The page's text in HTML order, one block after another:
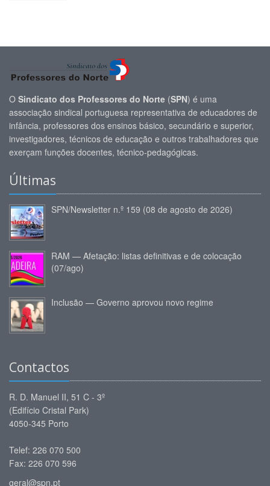
O Sindicato dos Professores do Norte (SPN) é uma
associação sindical portuguesa representativa de educadores de
infância, professores dos ensinos básico, secundário e superior,
investigadores, técnicos de educação e outros trabalhadores que
exerçam funções docentes, técnico-pedagógicas.
Últimas
SPN/Newsletter n.º 159 (08 de agosto de 2026)
RAM — Afetação: listas definitivas e de colocação
(07/ago)
Inclusão — Governo aprovou novo regime
Contactos
R. D. Manuel II, 51 C - 3º
(Edifício Cristal Park)
4050-345 Porto
Telef: 226 070 500
Fax: 226 070 596
geral@spn.pt